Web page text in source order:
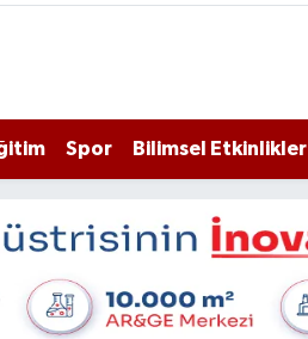
Spor Bilimsel Etkinlikler